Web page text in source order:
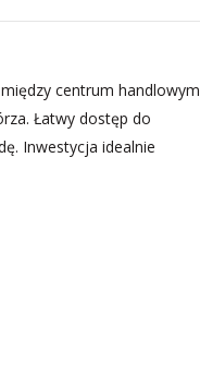
centrum handlowym
Łatwy dostęp do
Inwestycja idealnie